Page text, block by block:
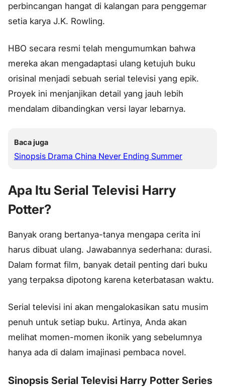
perbincangan hangat di kalangan para penggemar
setia karya J.K. Rowling.
HBO secara resmi telah mengumumkan bahwa
mereka akan mengadaptasi ulang ketujuh buku
orisinal menjadi sebuah serial televisi yang epik.
Proyek ini menjanjikan detail yang jauh lebih
mendalam dibandingkan versi layar lebarnya.
Baca juga
Sinopsis Drama China Never Ending Summer
Apa Itu Serial Televisi Harry
Potter?
Banyak orang bertanya-tanya mengapa cerita ini
harus dibuat ulang. Jawabannya sederhana: durasi.
Dalam format film, banyak detail penting dari buku
yang terpaksa dipotong karena keterbatasan waktu.
Serial televisi ini akan mengalokasikan satu musim
penuh untuk setiap buku. Artinya, Anda akan
melihat momen-momen ikonik yang sebelumnya
hanya ada di dalam imajinasi pembaca novel.
Sinopsis Serial Televisi Harry Potter Series